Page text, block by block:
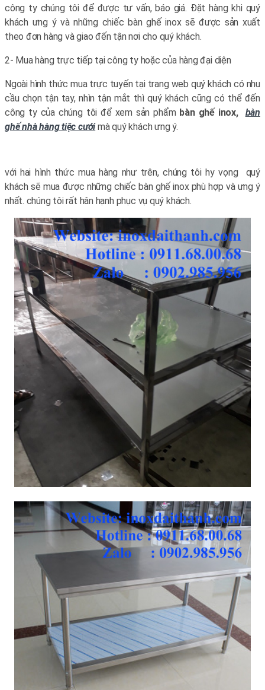
công ty chúng tôi để được tư vấn, báo giá. Đặt hàng khi quý
khách ưng ý và những chiếc bàn ghế inox sẽ được sản xuất
theo đơn hàng và giao đến tận nơi cho quý khách.
2- Mua hàng trực tiếp tại công ty hoặc của hàng đại diện
Ngoài hình thức mua trực tuyến tại trang web quý khách có nhu
cầu chọn tận tay, nhìn tận mắt thì quý khách cũng có thể đến
công ty của chúng tôi để xem sản phẩm bàn ghế inox, bàn
ghế nhà hàng tiệc cướimà quý khách ưng ý.
với hai hình thức mua hàng như trên, chúng tôi hy vọng quý
khách sẽ mua được những chiếc bàn ghế inox phù hợp và ưng ý
nhất. chúng tôi rất hân hạnh phục vụ quý khách.